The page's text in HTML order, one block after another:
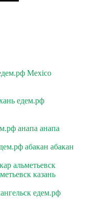
Mexico
едем.рф
анапа анапа
абакан абакан
альметьевск
казань
едем.рф